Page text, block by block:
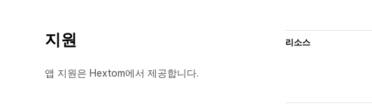
지원
앱 지원은 Hextom에서 제공합니다.
리소스